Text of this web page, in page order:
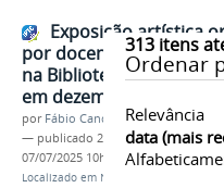
313itens
Ordenar
Relevância
data (mais
Exposição artística
por docente da
na Biblioteca Pública do
em dezembro
por Fábio Candido dos Santos
— publicado 29/11/2023 —última
07/07/2025 10h56
Localizado em Notícias